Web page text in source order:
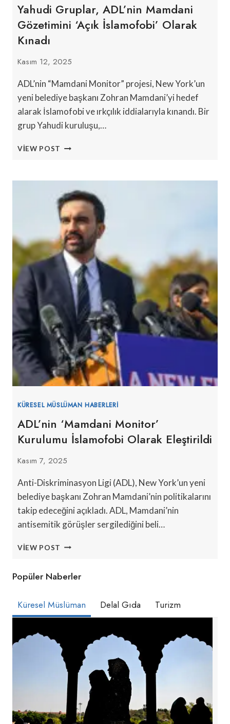
Yahudi Gruplar, ADL’nin Mamdani
Gözetimini ‘Açık İslamofobi’ Olarak
Kınadı
Kasım 12, 2025
ADL’nin “Mamdani Monitor” projesi, New York’un
yeni belediye başkanı Zohran Mamdani’yi hedef
alarak İslamofobi ve ırkçılık iddialarıyla kınandı. Bir
grup Yahudi kuruluşu,…
VIEW POST YAHUDI
GÖZETIMINI
‘AÇIK
İSLAMOFOBI’
OLARAK
KINADI
KÜRESEL MÜSLÜMAN HABERLERI
ADL’nin ‘Mamdani Monitor’
Kurulumu İslamofobi Olarak Eleştirildi
Kasım 7, 2025
Anti-Diskriminasyon Ligi (ADL), New York’un yeni
belediye başkanı Zohran Mamdani’nin politikalarını
takip edeceğini açıkladı. ADL, Mamdani’nin
antisemitik görüşler sergilediğini beli…
VIEW POST ADL’NIN
KURULUMU
ELEŞTIRILDI
Popüler Naberler
Küresel Müslüman Delal Gıda Turizm